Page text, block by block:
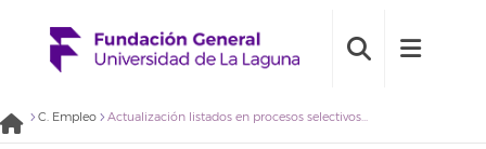
C. Empleo Actualización listados en procesos selectivos: 2026BDE030, 2026BDE37, 2026BDE038 y 2026BDE039